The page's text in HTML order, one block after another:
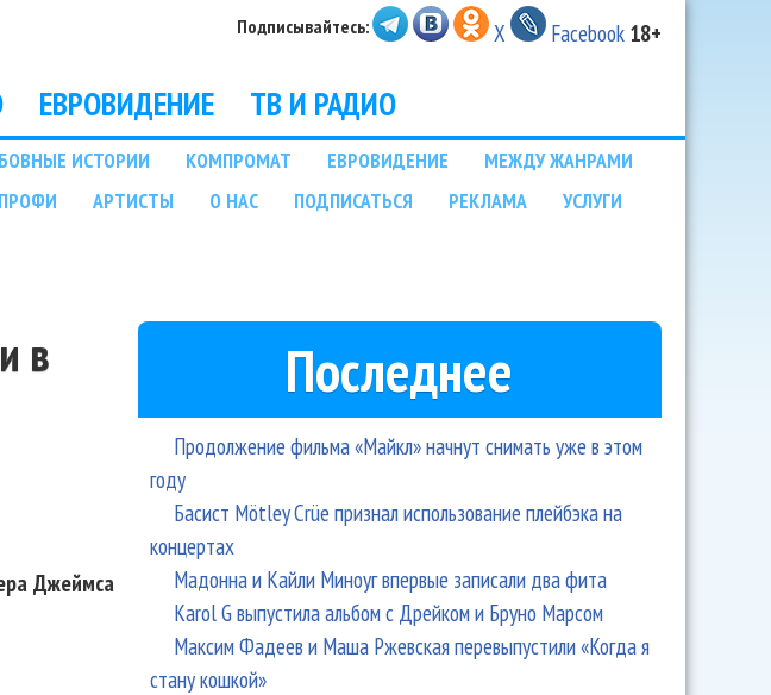
Подписывайтесь: X Facebook 18+
ЕВРОВИДЕНИЕ ТВ И РАДИО
ИСТОРИИ КОМПРОМАТ ЕВРОВИДЕНИЕ
МЕЖДУ ЖАНРАМИ
ПРОФИ АРТИСТЫ О НАС ПОДПИСАТЬСЯ РЕКЛАМА
УСЛУГИ
в
Джеймса
Последнее
Продолжение фильма «Майкл» начнут снимать уже в этом
году
Басист Mötley Crüe признал использование плейбэка на
концертах
Мадонна и Кайли Миноуг впервые записали два фита
Karol G выпустила альбом с Дрейком и Бруно Марсом
Максим Фадеев и Маша Ржевская перевыпустили «Когда я
стану кошкой»